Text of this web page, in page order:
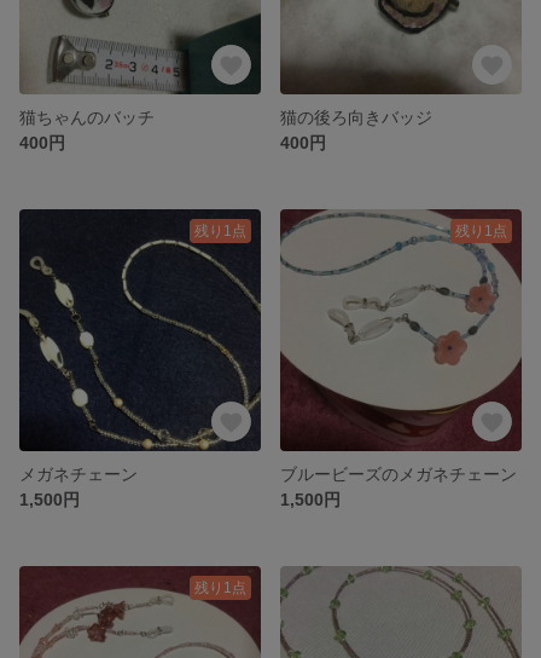
猫ちゃんのバッチ
400円
猫の後ろ向きバッジ
400円
残り1点
メガネチェーン
1,500円
残り1点
ブルービーズのメガネチェーン
1,500円
残り1点